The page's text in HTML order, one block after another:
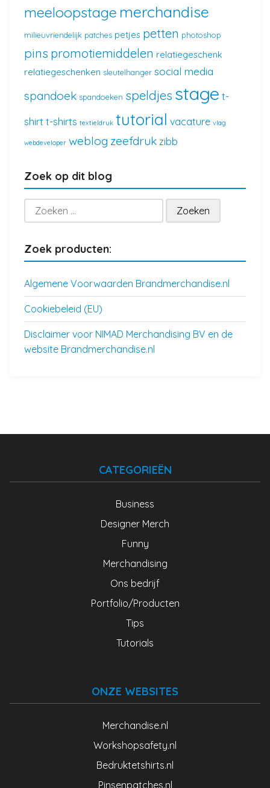
meeloopstage merchandise
milieuvriendelijk patches petjes petten photoshop
pins promotiemiddelen relatiegeschenk
relatiegeschenken sleutelhanger social media
spandoek spandoeken speldjes stage t-
shirt t-shirts textieldruk tutorial vacature vlag
webdeveloper weblog zeefdruk zibb
Zoek op dit blog
Zoeken
naar:
Zoek producten:
Algemene Voorwaarden Brandmerchandise.nl
Cookiebeleid (EU)
Disclaimer voor NIMAD Merchandising BV en de
website Brandmerchandise.nl
CATEGORIEËN
Business
Designer Merch
Funny
Merchandising
Ons bedrijf
Portfolio/Producten
Tips
Tutorials
ONZE WEBSITES
Merchandise.nl
Workshopsafety.nl
Bedruktetshirts.nl
Pinsenpatches.nl